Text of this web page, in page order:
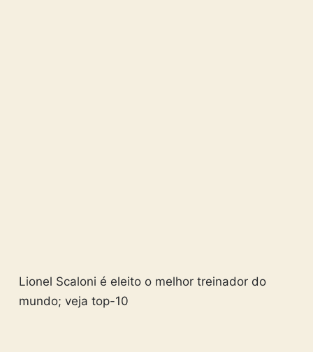
Lionel Scaloni é eleito o melhor treinador do
mundo; veja top-10